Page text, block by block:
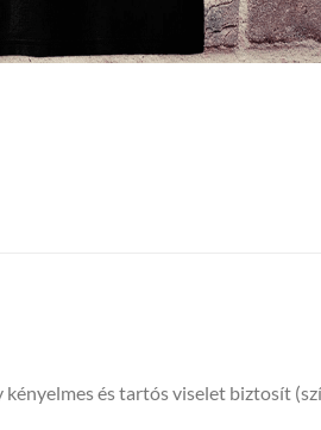
és tartós viselet biztosít